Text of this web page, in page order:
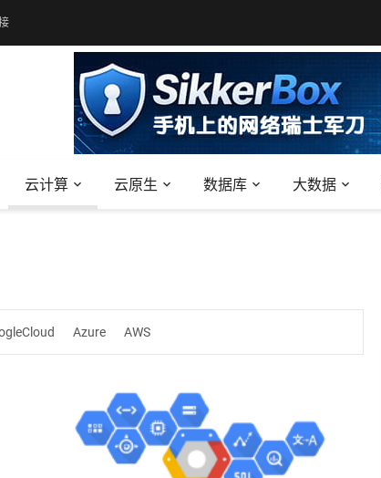
云计算 云原生 数据库 大数据
Azure AWS